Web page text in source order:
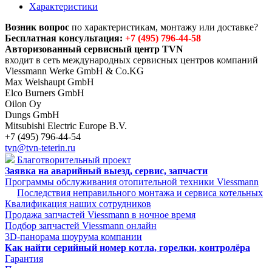
Характеристики
Возник вопрос по характеристикам, монтажу или доставке?
Бесплатная консультация: +7 (495) 796-44-58
Авторизованный сервисный центр TVN
входит в сеть международных сервисных центров компаний
Viessmann Werke GmbH & Co.KG
Max Weishaupt GmbH
Elco Burners GmbH
Oilon Oy
Dungs GmbH
Mitsubishi Electric Europe B.V.
+7 (495) 796-44-54
tvn@tvn-teterin.ru
Благотворительный проект
Заявка на аварийный выезд, сервис, запчасти
Программы обслуживания отопительной техники Viessmann
Последствия неправильного монтажа и сервиса котельных
Квалификация наших сотрудников
Продажа запчастей Viessmann в ночное время
Подбор запчастей Viessmann онлайн
3D-панорама шоурума компании
Как найти серийный номер котла, горелки, контролёра
Гарантия